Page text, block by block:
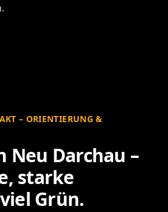
– ORIENTIERUNG &
Neu Darchau –
starke
Grün.